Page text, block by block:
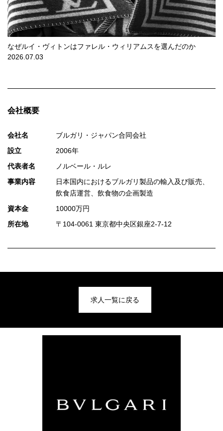
なぜルイ・ヴィトンはファレル・ウィリアムスを選んだのか
2026.07.03
会社概要
会社名
ブルガリ・ジャパン合同会社
設立
2006年
代表者名
ノルベール・ルレ
事業内容
日本国内におけるブルガリ製品の輸入及び販売、
飲食店運営、飲食物の企画製造
資本金
10000万円
所在地
〒104-0061 東京都中央区銀座2-7-12
求人一覧に戻る